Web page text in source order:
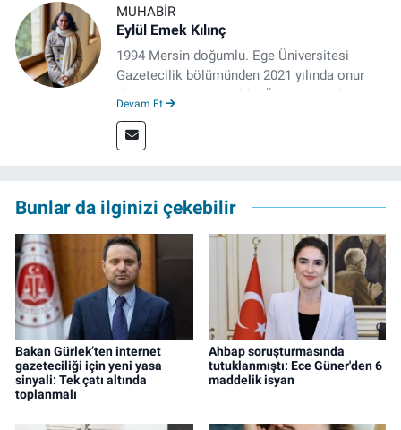
MUHABIR
Eylül Emek Kılınç
1994 Mersin doğumlu. Ege Üniversitesi
Gazetecilik bölümünden 2021 yılında onur
derecesiyle mezun oldu. Öğrenciliğinde
deneyimin dışında kapatılana kadar Artı TV
ve TELE1 TV Ankara bürolarında editör ve
Devam Et
Bunlar da ilginizi çekebilir
Bakan Gürlek’ten internet
gazeteciliği için yeni yasa
sinyali: Tek çatı altında
toplanmalı
Ahbap soruşturmasında
tutuklanmıştı: Ece Güner'den 6
maddelik isyan